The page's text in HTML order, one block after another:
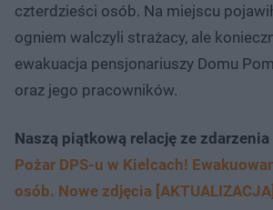
czterdzieści osób. Na miejscu
ogniem walczyli strażacy, ale
ewakuacja pensjonariuszy Domu
oraz jego pracowników.
Naszą piątkową relację ze
Pożar DPS-u w Kielcach!
osób. Nowe zdjęcia [AKTUALIZACJA]